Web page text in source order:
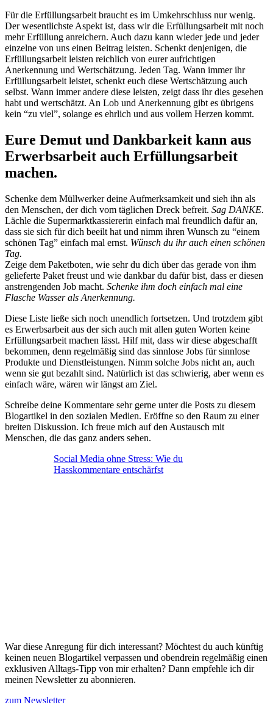
Für die Erfüllungsarbeit braucht es im Umkehrschluss nur wenig.
Der wesentlichste Aspekt ist, dass wir die Erfüllungsarbeit mit noch
mehr Erfüllung anreichern. Auch dazu kann wieder jede und jeder
einzelne von uns einen Beitrag leisten. Schenkt denjenigen, die
Erfüllungsarbeit leisten reichlich von eurer aufrichtigen
Anerkennung und Wertschätzung. Jeden Tag. Wann immer ihr
Erfüllungsarbeit leistet, schenkt euch diese Wertschätzung auch
selbst. Wann immer andere diese leisten, zeigt dass ihr dies gesehen
habt und wertschätzt. An Lob und Anerkennung gibt es übrigens
kein “zu viel”, solange es ehrlich und aus vollem Herzen kommt.
Eure Demut und Dankbarkeit kann aus
Erwerbsarbeit auch Erfüllungsarbeit
machen.
Schenke dem Müllwerker deine Aufmerksamkeit und sieh ihn als
den Menschen, der dich vom täglichen Dreck befreit. Sag DANKE.
Lächle die Supermarktkassiererin einfach mal freundlich dafür an,
dass sie sich für dich beeilt hat und nimm ihren Wunsch zu “einem
schönen Tag” einfach mal ernst. Wünsch du ihr auch einen schönen
Tag.
Zeige dem Paketboten, wie sehr du dich über das gerade von ihm
gelieferte Paket freust und wie dankbar du dafür bist, dass er diesen
anstrengenden Job macht. Schenke ihm doch einfach mal eine
Flasche Wasser als Anerkennung.
Diese Liste ließe sich noch unendlich fortsetzen. Und trotzdem gibt
es Erwerbsarbeit aus der sich auch mit allen guten Worten keine
Erfüllungsarbeit machen lässt. Hilf mit, dass wir diese abgeschafft
bekommen, denn regelmäßig sind das sinnlose Jobs für sinnlose
Produkte und Dienstleistungen. Nimm solche Jobs nicht an, auch
wenn sie gut bezahlt sind. Natürlich ist das schwierig, aber wenn es
einfach wäre, wären wir längst am Ziel.
Schreibe deine Kommentare sehr gerne unter die Posts zu diesem
Blogartikel in den sozialen Medien. Eröffne so den Raum zu einer
breiten Diskussion. Ich freue mich auf den Austausch mit
Menschen, die das ganz anders sehen.
Social Media ohne Stress: Wie du
Hasskommentare entschärfst
War diese Anregung für dich interessant? Möchtest du auch künftig
keinen neuen Blogartikel verpassen und obendrein regelmäßig einen
exklusiven Alltags-Tipp von mir erhalten? Dann empfehle ich dir
meinen Newsletter zu abonnieren.
zum Newsletter